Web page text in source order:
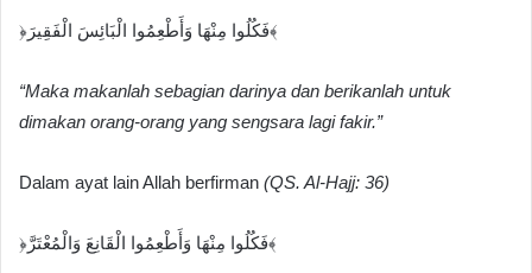
﴿فَكُلُوا مِنْهَا وَأَطْعِمُوا الْبَائِسَ الْفَقِيرَ﴾
“Maka makanlah sebagian darinya dan berikanlah untuk
dimakan orang-orang yang sengsara lagi fakir.”
Dalam ayat lain Allah berfirman (QS. Al-Hajj: 36)
﴿فَكُلُوا مِنْهَا وَأَطْعِمُوا الْقَانِعَ وَالْمُعْتَرَّ﴾